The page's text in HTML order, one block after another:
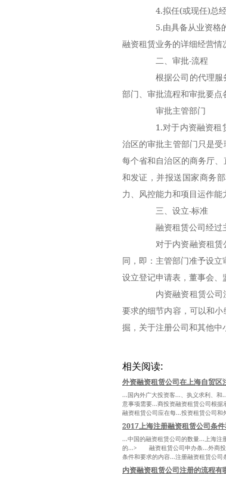
4.拟任(或现任)总经
5.由具备从业资格的
融资租赁业务的详细经营情
二、审批-流程
根据公司的代理服
部门、审批流程和审批要点
审批主管部门
1.对于内资融资租赁
治区的审批主管部门只是
每个省和自治区的商务厅
和发证，并报送国家商务
力、风控能力和项目运作能
三、设立-标准
融资租赁公司经过主
对于内资融资租赁
同，即：主管部门准予设
设立登记申请表，董事会、
内资融资租赁公司
要求的细节内容，可以和
掘，关于注册公司和其他中
相关阅读:
外资融资租赁公司在上海自贸区
...国内外广大投资客...、执义求利、和
意事项需要...商投资融资租赁公司根
融资租赁公司应在每...投资租赁公司
2017上海注册融资租赁公司条
...中国的融资租赁公司的数量...上海
的...> 融资租赁公司申办条...外商投
条件和要求的内容...注册融资租赁公司
内资融资租赁公司注册的流程有